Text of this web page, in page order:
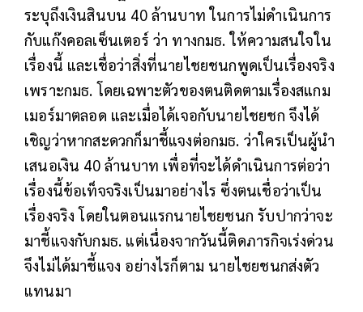
ระบุถึงเงินสินบน 40 ล้านบาท ในการไม่ดำเนินการ
กับแก๊งคอลเซ็นเตอร์ ว่า ทางกมธ. ให้ความสนใจใน
เรื่องนี้ และเชื่อว่าสิ่งที่นายไชยชนกพูดเป็นเรื่องจริง
เพราะกมธ. โดยเฉพาะตัวของตนติดตามเรื่องสแกม
เมอร์มาตลอด และเมื่อได้เจอกับนายไชยชก จึงได้
เชิญว่าหากสะดวกก็มาชี้แจงต่อกมธ. ว่าใครเป็นผู้นำ
เสนอเงิน 40 ล้านบาท เพื่อที่จะได้ดำเนินการต่อว่า
เรื่องนี้ข้อเท็จจริงเป็นมาอย่างไร ซึ่งตนเชื่อว่าเป็น
เรื่องจริง โดยในตอนแรกนายไชยชนก รับปากว่าจะ
มาชี้แจงกับกมธ. แต่เนื่องจากวันนี้ติดภารกิจเร่งด่วน
จึงไม่ได้มาชี้แจง อย่างไรก็ตาม นายไชยชนกส่งตัว
แทนมา